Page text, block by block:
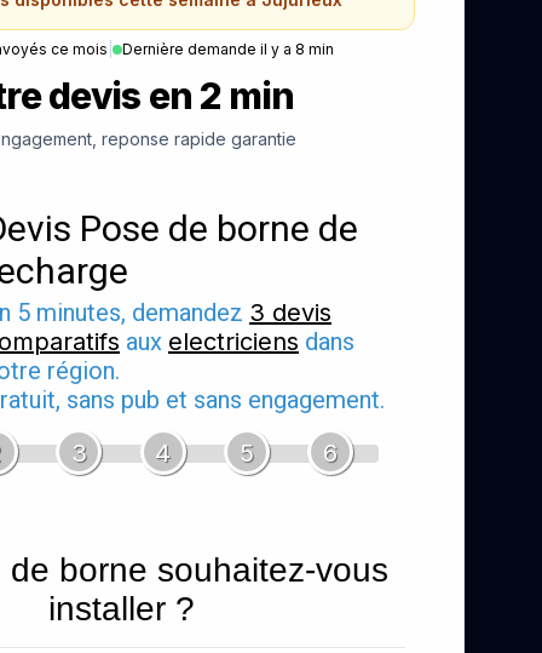
ce mois Dernière demande il y a 8 min
devis en 2 min
reponse rapide garantie
Pose de borne de
5 minutes, demandez 3 devis
aux electriciens dans
région.
sans pub et sans engagement.
3 4 5 6
de borne souhaitez-vous
installer ?